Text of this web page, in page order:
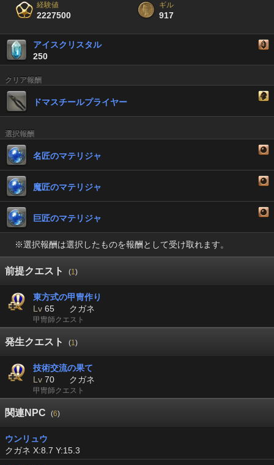
経験値
2227500
ギル
917
アイスクリスタル
250
クリア報酬
ドマスチールプライヤー
選択報酬
名匠のマテリジャ
魔匠のマテリジャ
巨匠のマテリジャ
※選択報酬は選択したものを報酬として受け取れます。
前提クエスト (1)
東方式の甲冑作り
Lv 65 クガネ
甲冑師クエスト
発生クエスト (1)
技術交流の果て
Lv 70 クガネ
甲冑師クエスト
関連NPC (6)
ウンリュウ
クガネ X:8.7 Y:15.3